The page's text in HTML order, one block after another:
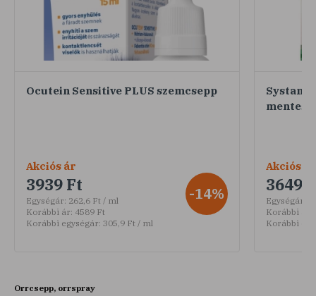
Ocutein Sensitive PLUS szemcsepp
Akciós ár
3939 Ft
Egységár: 262,6 Ft / ml
Korábbi ár: 4589 Ft
Korábbi egységár: 305,9 Ft / ml
-14%
mentes
Akciós ár
3649
Egységár:
Korábbi ár:
Korábbi
Orrcsepp, orrspray